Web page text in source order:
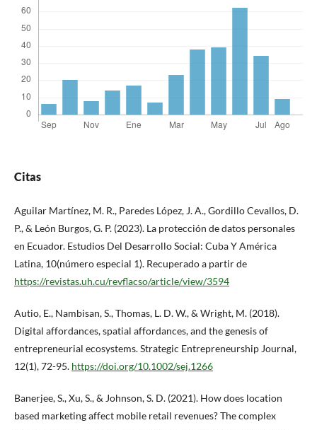
Citas
Aguilar Martínez, M. R., Paredes López, J. A., Gordillo Cevallos, D.
P., & León Burgos, G. P. (2023). La protección de datos personales
en Ecuador. Estudios Del Desarrollo Social: Cuba Y América
Latina, 10(número especial 1). Recuperado a partir de
https://revistas.uh.cu/revflacso/article/view/3594
Autio, E., Nambisan, S., Thomas, L. D. W., & Wright, M. (2018).
Digital affordances, spatial affordances, and the genesis of
entrepreneurial ecosystems. Strategic Entrepreneurship Journal,
12(1), 72-95. https://doi.org/10.1002/sej.1266
Banerjee, S., Xu, S., & Johnson, S. D. (2021). How does location
based marketing affect mobile retail revenues? The complex